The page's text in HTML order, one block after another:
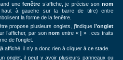
unefenêtre s’affiche, je précise sonnom
haut à gauche sur la barre de titre) entre
la forme de la fenêtre.
propose plusieurs onglets, j’indique l’onglet
l’afficher, par sonnom entre «| » ; ces traits
de l’onglet.
affiché, il n’y a donc rien à cliquer à ce stade.
onglet, il peut y avoir plusieurs panneaux ou